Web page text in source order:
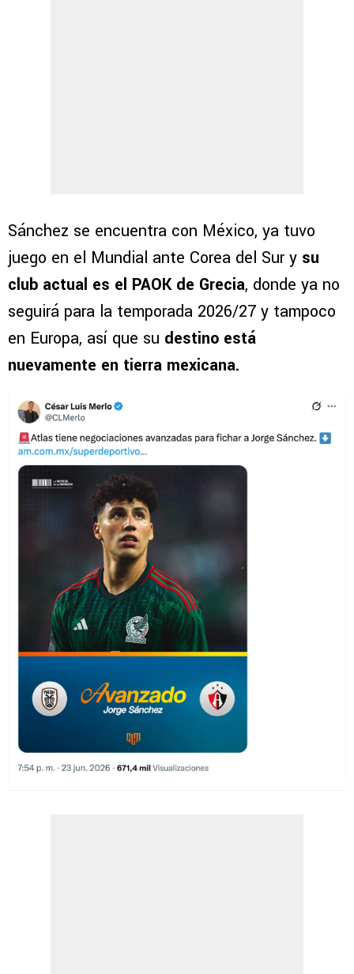
Sánchez se encuentra con México, ya tuvo
juego en el Mundial ante Corea del Sur y su
club actual es el PAOK de Grecia, donde ya no
seguirá para la temporada 2026/27 y tampoco
en Europa, así que su destino está
nuevamente en tierra mexicana.